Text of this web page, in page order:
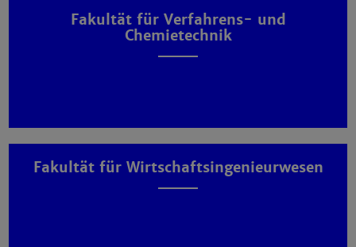
Fakultät für Verfahrens- und
Chemietechnik
Fakultät für Wirtschaftsingenieurwesen